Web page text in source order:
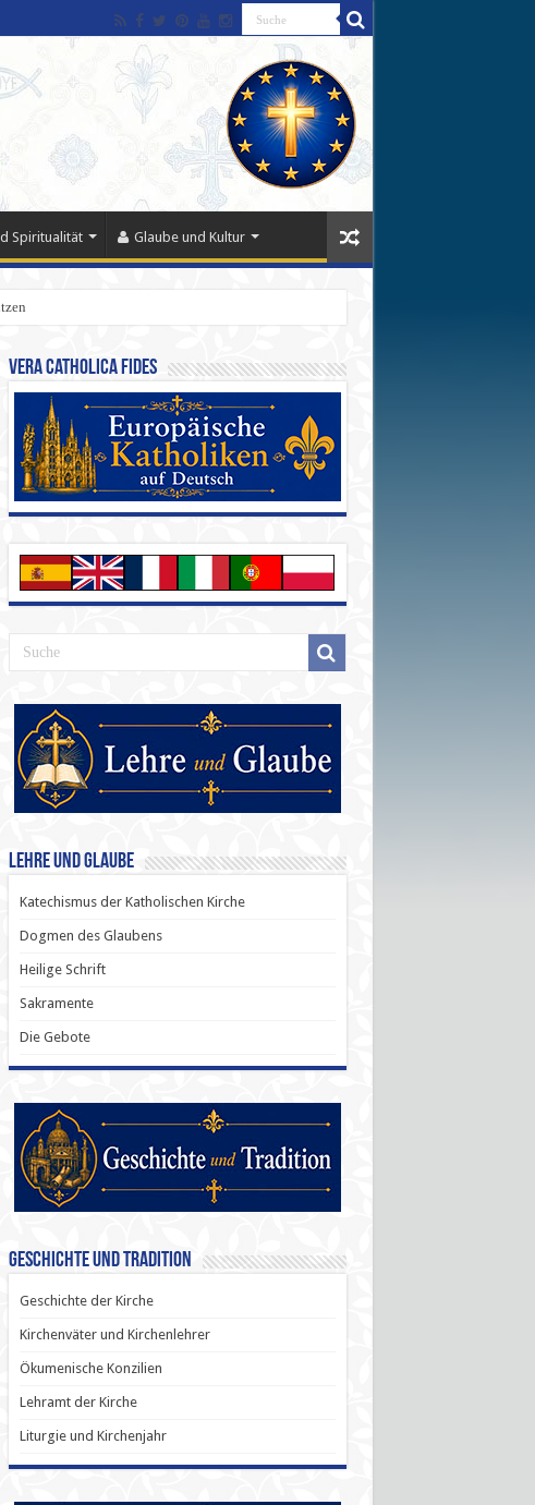
Spiritualität Glaube und Kultur
Vera Catholica Fides
Lehre und Glaube
Katechismus der Katholischen Kirche
Dogmen des Glaubens
Heilige Schrift
Sakramente
Die Gebote
Geschichte und Tradition
Geschichte der Kirche
Kirchenväter und Kirchenlehrer
Ökumenische Konzilien
Lehramt der Kirche
Liturgie und Kirchenjahr